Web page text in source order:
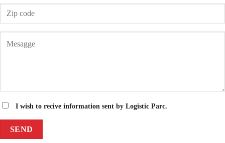
I wish to recive information sent by Logistic Parc.